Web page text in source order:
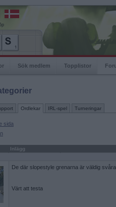
Sök medlem Topplistor
Ordlekar IRL-spel Turneringar
sida
Inlägg
De där slopestyle grenarna är väldig
Värt att testa